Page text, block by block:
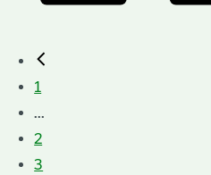
1
...
2
3